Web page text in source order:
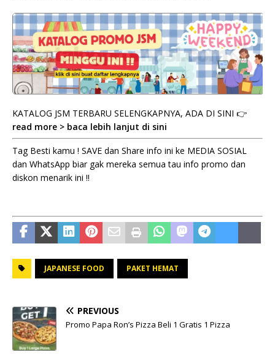
KATALOG JSM TERBARU SELENGKAPNYA, ADA DI SINI 👉
read more > baca lebih lanjut di sini
Tag Besti kamu ! SAVE dan Share info ini ke MEDIA SOSIAL
dan WhatsApp biar gak mereka semua tau info promo dan
diskon menarik ini !!
JAPANESE FOOD PAKET HEMAT
PREVIOUS
Promo Papa Ron’s Pizza Beli 1 Gratis 1 Pizza